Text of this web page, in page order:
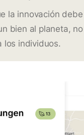
la innovación
bien al planeta,
los individuos.